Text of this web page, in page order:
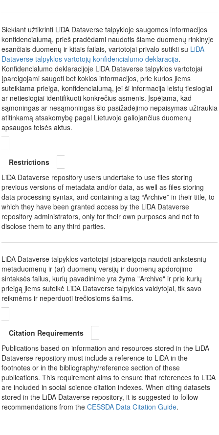
Siekiant užtikrinti LiDA Dataverse talpykloje saugomos informacijos
konfidencialumą, prieš pradėdami naudotis šiame duomenų rinkinyje
esančiais duomenų ir kitais failais, vartotojai privalo sutikti su LiDA
Dataverse talpyklos vartotojų konfidencialumo deklaracija.
Konfidencialumo deklaracijoje LiDA Dataverse talpyklos vartotojai
įpareigojami saugoti bet kokios informacijos, prie kurios jiems
suteikiama prieiga, konfidencialumą, jei ši informacija leistų tiesiogiai
ar netiesiogiai identifikuoti konkrečius asmenis. Įspėjama, kad
sąmoningas ar nesąmoningas šio pasižadėjimo nepaisymas užtraukia
atitinkamą atsakomybę pagal Lietuvoje galiojančius duomenų
apsaugos teisės aktus.
Restrictions
LiDA Dataverse repository users undertake to use files storing
previous versions of metadata and/or data, as well as files storing
data processing syntax, and containing a tag “Archive” in their title, to
which they have been granted access by the LiDA Dataverse
repository administrators, only for their own purposes and not to
disclose them to any third parties.
LiDA Dataverse talpyklos vartotojai įsipareigoja naudoti ankstesnių
metaduomenų ir (ar) duomenų versijų ir duomenų apdorojimo
sintaksės failus, kurių pavadinime yra žyma "Archive" ir prie kurių
prieigą jiems suteikė LiDA Dataverse talpyklos valdytojai, tik savo
reikmėms ir neperduoti trečiosioms šalims.
Citation Requirements
Publications based on information and resources stored in the LiDA
Dataverse repository must include a reference to LiDA in the
footnotes or in the bibliography/reference section of these
publications. This requirement aims to ensure that references to LiDA
are included in social science citation indexes. When citing datasets
stored in the LiDA Dataverse repository, it is suggested to follow
recommendations from the CESSDA Data Citation Guide.